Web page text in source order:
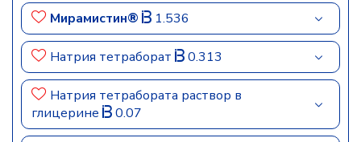
Мирамистин® 1.536
Натрия тетраборат 0.313
Натрия тетрабората раствор в
глицерине
0.07